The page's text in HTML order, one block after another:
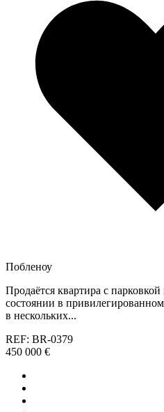
Побленоу
Продаётся квартира с
состоянии в
в нескольких...
REF: BR-0379
450 000 €